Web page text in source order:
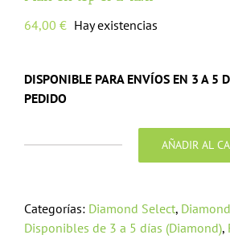
64,00 € Hay existencias
DISPONIBLE PARA ENVÍOS EN 3 A 5
PEDIDO
Video
Game
AÑADIR AL
Categorías: Diamond Select,
Disponibles de 3 a 5 días (Diamond),